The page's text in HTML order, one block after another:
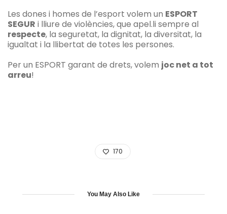
Les dones i homes de l’esport volem un ESPORT
SEGUR i lliure de violències, que apel.li sempre al
respecte, la seguretat, la dignitat, la diversitat, la
igualtat i la llibertat de totes les persones.
Per un ESPORT garant de drets, volem joc net a tot
arreu!
170
You May Also Like